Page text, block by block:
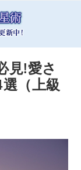
見!愛さ
（上級